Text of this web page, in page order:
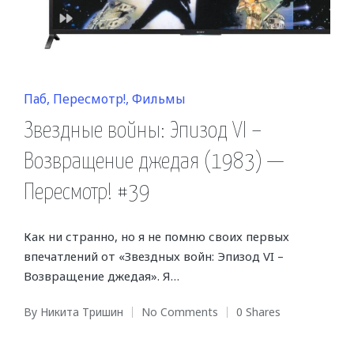
Posted
in
Паб Пересмотр! Фильмы
Звездные войны: Эпизод VI –
Возвращение джедая (1983) —
Пересмотр! #39
Как ни странно, но я не помню своих первых
впечатлений от «Звездных войн: Эпизод VI –
Возвращение джедая». Я…
Posted
By Никита Тришин No Comments 0 Shares